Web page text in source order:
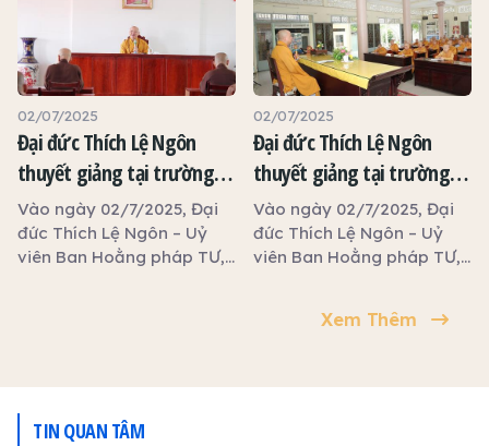
cô Thích Nữ Liên Thảo –
Ủy viên Thường trực Ban
Văn hóa Trung ương, Ủy
viên Ban Giáo dục Phật
giáo Trung ương, đại diện
đạo tràng Cát Tường đã
trang nghiêm tổ chức
pháp hội đàn Dược Sư thất
châu, lễ tạ đàn viên mãn,
đồng thời khai giảng khóa
tu An Lạc và trao tặng 100
Trưởng phòng Đào tạo
Học viện Phật giáo Việt
Nam TP.HCM thuyết giảng
tại trường hạ tổ đình Tôn
Thạnh.
02/07/2025
Đại đức Thích Lệ Ngôn
thuyết giảng tại trường
hạ tổ đình Kim Cang
Vào ngày 02/7/2025, Đại
đức Thích Lệ Ngôn – Uỷ
viên Ban Hoằng pháp TƯ,
Cang.
02/07/2025
Đại đức Thích Lệ Ngôn
thuyết giảng tại trường
hạ tịnh xá Ngọc Tâm
Vào ngày 02/7/2025, Đại
đức Thích Lệ Ngôn – Uỷ
viên Ban Hoằng pháp TƯ,
Trưởng phòng Đào tạo
Xem Thêm
TIN QUAN TÂM